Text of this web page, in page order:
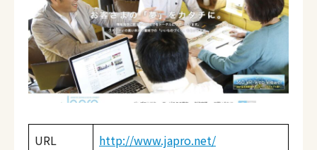
URL
http://www.japro.net/